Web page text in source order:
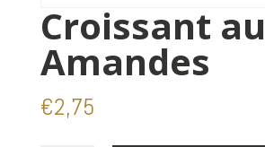
Croissant
Amandes
€2,75